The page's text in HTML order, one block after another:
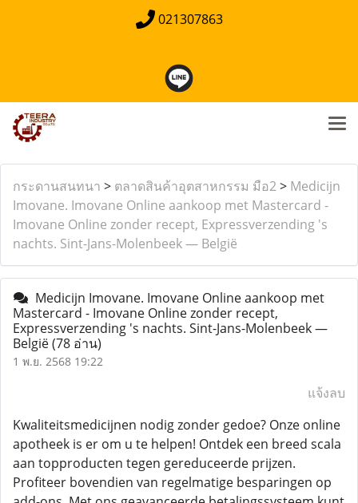
021307863
กระดานสนทนา > ตลาดสินค้าอุตสาหกรรม มือ2> Medicijn
Imovane. Imovane Online aankoop met Mastercard -
Imovane Online zonder recept, Expressverzending 's
nachts. Sint-Jans-Molenbeek — België
Medicijn Imovane. Imovane Online aankoop met
Mastercard - Imovane Online zonder recept,
Expressverzending 's nachts. Sint-Jans-Molenbeek —
België(78 อ่าน)
1 พ.ย. 2568 19:22
แจ้งลบ
Kwaliteitsmedicijnen nodig zonder gedoe? Onze online
apotheek is er om u te helpen! Ontdek een breed scala
aan topproducten tegen gereduceerde prijzen.
Profiteer bovendien van regelmatige besparingen op